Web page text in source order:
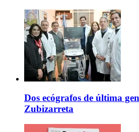
Dos ecógrafos de última
Zubizarreta